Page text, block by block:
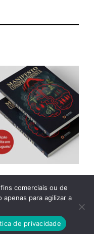
ASSOCIADOS
comerciais ou de
para agilizar a
de privacidade